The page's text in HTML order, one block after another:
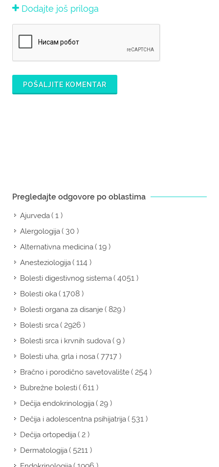
Dodajte još priloga
POŠALJITE KOMENTAR
Pregledajte odgovore po oblastima
Ajurveda( 1 )
Alergologija( 30 )
Alternativna medicina( 19 )
Anesteziologija( 114 )
Bolesti digestivnog sistema( 4051 )
Bolesti oka( 1708 )
Bolesti organa za disanje( 829 )
Bolesti srca( 2926 )
Bolesti srca i krvnih sudova( 9 )
Bolesti uha, grla i nosa( 7717 )
Bračno i porodično savetovalište( 254 )
Bubrežne bolesti( 611 )
Dečija endokrinologija( 29 )
Dečija i adolescentna psihijatrija( 531 )
Dečija ortopedija( 2 )
Dermatologija( 5211 )